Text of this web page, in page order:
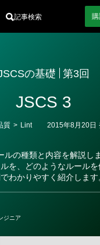
記事検索
の基礎 第3回
JSCS 3
ルの種類と内容を解説し
を、どのようなルール
わかりやすく紹介します
質 > Lint 2015年8月20日
ジニア